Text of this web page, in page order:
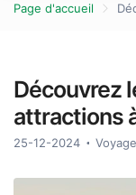
Page d'accueil
Découvrez
attractions
25-12-2024